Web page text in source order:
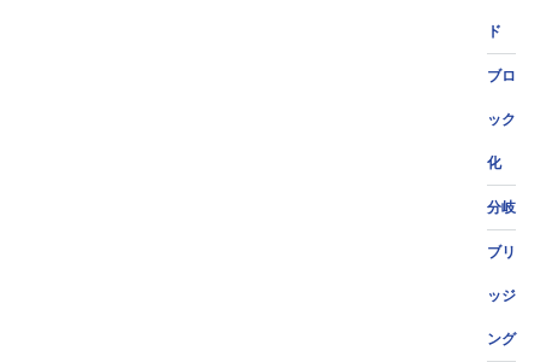
ド
ブロ
ック
化
分岐
ブリ
ッジ
ング